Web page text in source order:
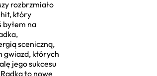
rozbrzmiało
hit, który
na
sceniczną,
gwiazd, których
jego sukcesu
to nowe